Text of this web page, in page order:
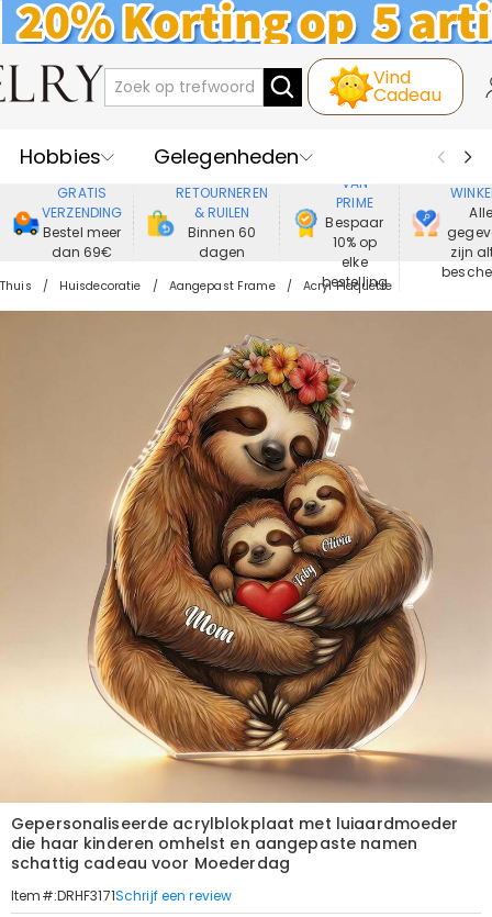
Vind
Cadeau
Hobbies
Gelegenheden
Recipienten
Best Verkochte
Nieuwe
Juwelen
GRATIS
VERZENDING
Bestel meer
dan 69€
RETOURNEREN
& RUILEN
Binnen 60
dagen
VAN
PRIME
Bespaar
10% op
elke
bestelling
Alle
zijn
Thuis Huisdecoratie Aangepast Frame Acryl Plaquette
Gepersonaliseerde acrylblokplaat met luiaardmoeder
die haar kinderen omhelst en aangepaste namen
schattig cadeau voor Moederdag
Item#:DRHF3171Schrijf een review